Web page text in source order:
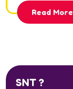
Read More
SNT ?